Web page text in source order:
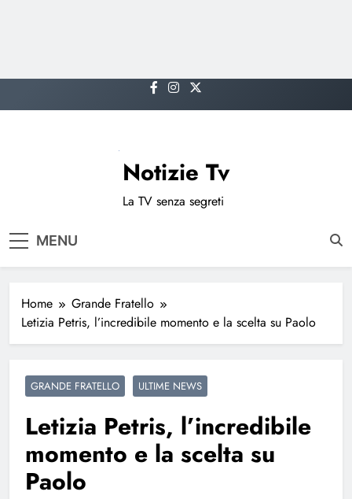
to
Notizie Tv
La TV senza segreti
MENU
Home
Grande Fratello
Letizia Petris, l’incredibile momento e la scelta su Paolo
GRANDE FRATELLO ULTIME NEWS
Letizia Petris, l’incredibile
momento e la scelta su
Paolo